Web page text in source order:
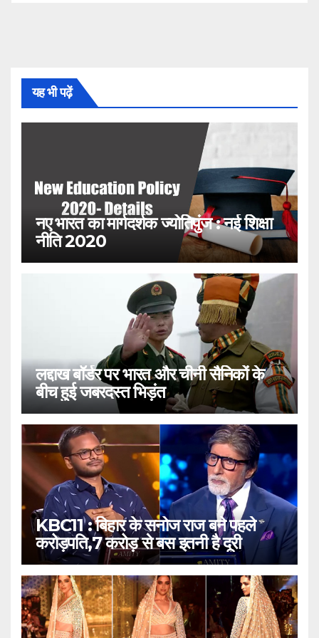
यह भी पढ़ें
नए भारत का मार्गदर्शक ज्योतिपुंज : नई शिक्षा
नीति 2020
लद्दाख बॉर्डर पर भारत और चीनी सैनिकों के
बीच हुई जबरदस्त भिड़ंत
KBC11 : बिहार के सनोज राज बने पहले
करोड़पति,7 करोड़ से बस इतनी है दूरी